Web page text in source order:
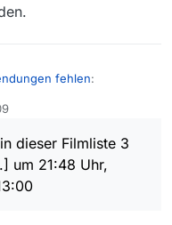
fehlen:
Beispiele zu nennen
ja jetzt da sind. Ein
im Bild
Filmliste 3 ZIB
dieser Filmliste 3
um 21:48 Uhr,